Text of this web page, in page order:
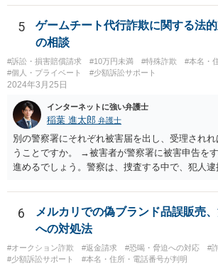
がポイントですよね。口座を悪用する人は、「
を手に入れる」ことが目的ですから、あなたが
っている場合には、キャッシュカードで引き出
きませんから、できるとすれば、ネット上あるい
に送金することくらいだと思います。あなたの
ら、お金の動きくらいは調べることが可能である
ばいいだけの話だと思いますし、残っていないの
送金をされたか、引き出されたどちらかだと思い
をされてしまっているのであれば、その資金を
などの措置を講じる必要があるのではないでしょ
5
ゲームチート代行詐欺に関する法
の相談
#訴訟・損害賠償請求 #10万円未満 #特殊詐欺
#本名・
#個人・プライベート
#少額訴訟サポート
2024年3月25日
インターネットに強い弁護士
稲葉 進太郎 弁護士
別の警察署にそれぞれ被害届を出し、受理され
うことですか。 →被害者が警察署に被害申告を
進めるでしょう。警察は、捜査する中で、犯人
進行するでしょう。捜査の結果、検察官におい
判断されれば、起訴されて公判となり、裁判官
れれば有罪判決となるでしょう。捜査の結果、
必要があると判断されなければ、不起訴処分とな
う。
6
メルカリでの偽ブランド品誤販売
への対処法
#オークション詐欺 #返金請求 #恐喝・脅迫への対応
#
#少額訴訟サポート
#本名・住所・電話番号が判明